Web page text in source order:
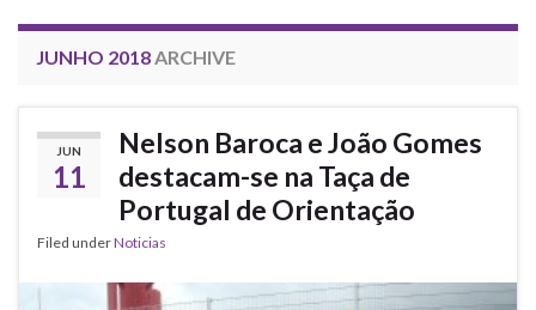
JUNHO 2018ARCHIVE
JUN
11
Nelson Baroca e João Gomes
destacam-se na Taça de
Portugal de Orientação
Filed underNoticias